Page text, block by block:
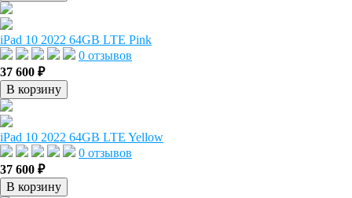
iPad 10 2022 64GB LTE Pink
0 отзывов
37 600 ₽
В корзину
iPad 10 2022 64GB LTE Yellow
0 отзывов
37 600 ₽
В корзину